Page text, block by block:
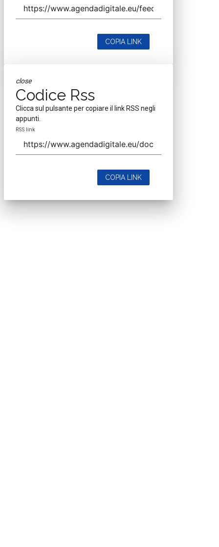
COPIA LINK
close
Codice Rss
Clicca sul pulsante per copiare il link RSS negli
appunti.
RSS link
COPIA LINK